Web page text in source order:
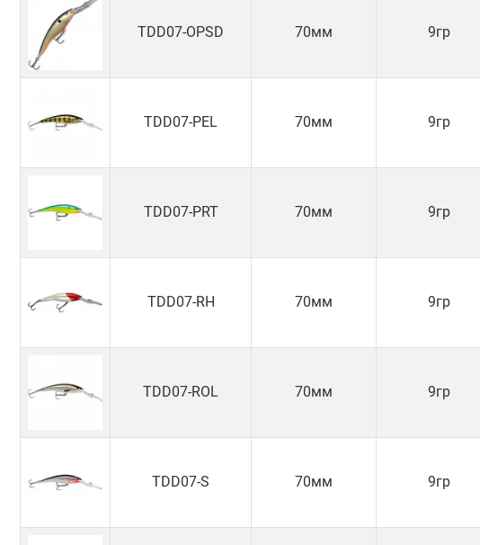
TDD07-OPSD 70мм 9гр
TDD07-PEL 70мм 9гр
TDD07-PRT 70мм 9гр
TDD07-RH 70мм 9гр
TDD07-ROL 70мм 9гр
TDD07-S 70мм 9гр